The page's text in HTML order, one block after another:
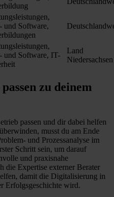
und Software,
und Software, IT-
Land
Niedersachsen
zu deinem
passen und dir dabei helfen
musst du am Ende
und Prozessanalyse im
Schritt sein, um darauf
und praxisnahe
die Expertise externer Berater
damit die Digitalisierung in
Erfolgsgeschichte wird.